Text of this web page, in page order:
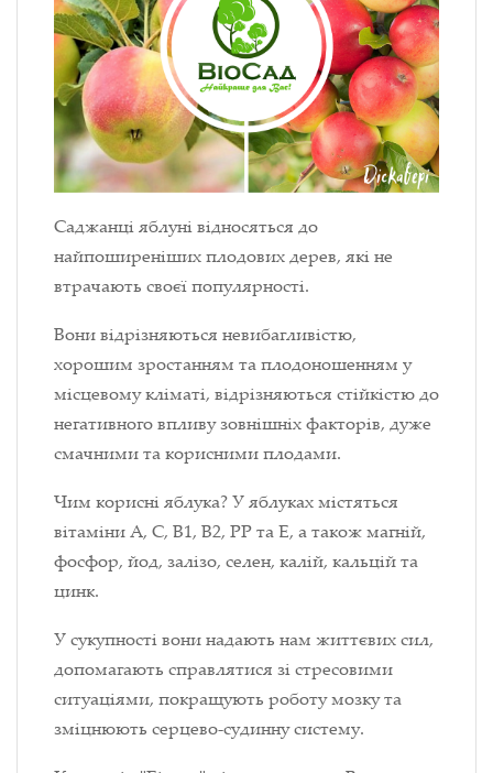
Саджанці яблуні відносяться до
найпоширеніших плодових дерев, які не
втрачають своєї популярності.
Вони відрізняються невибагливістю,
хорошим зростанням та плодоношенням у
місцевому кліматі, відрізняються стійкістю до
негативного впливу зовнішніх факторів, дуже
смачними та корисними плодами.
Чим корисні яблука? У яблуках містяться
вітаміни A, С, В1, В2, РР та Е, а також магній,
фосфор, йод, залізо, селен, калій, кальцій та
цинк.
У сукупності вони надають нам життєвих сил,
допомагають справлятися зі стресовими
ситуаціями, покращують роботу мозку та
зміцнюють серцево-судинну систему.